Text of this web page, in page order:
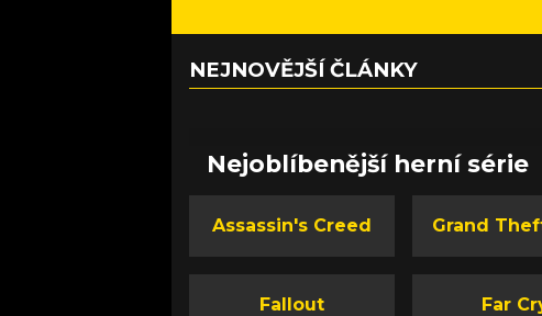
NEJNOVĚJŠÍ ČLÁNKY
Nejoblíbenější herní série
Assassin's Creed Grand
Fallout Far